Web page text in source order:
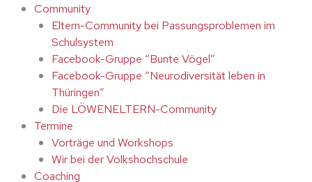
Community
Eltern-Community bei Passungsproblemen im
Schulsystem
Facebook-Gruppe “Bunte Vögel”
Facebook-Gruppe “Neurodiversität leben in
Thüringen”
Die LÖWENELTERN-Community
Termine
Vorträge und Workshops
Wir bei der Volkshochschule
Coaching